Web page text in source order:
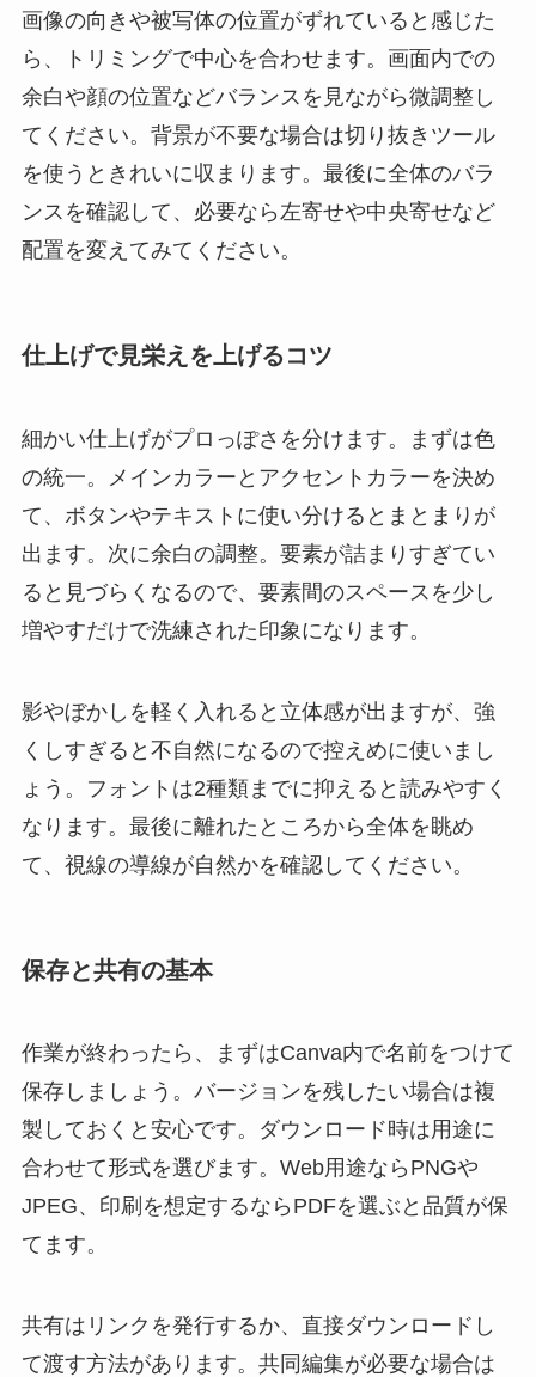
画像の向きや被写体の位置がずれていると感じた
ら、トリミングで中心を合わせます。画面内での
余白や顔の位置などバランスを見ながら微調整し
てください。背景が不要な場合は切り抜きツール
を使うときれいに収まります。最後に全体のバラ
ンスを確認して、必要なら左寄せや中央寄せなど
配置を変えてみてください。
仕上げで見栄えを上げるコツ
細かい仕上げがプロっぽさを分けます。まずは色
の統一。メインカラーとアクセントカラーを決め
て、ボタンやテキストに使い分けるとまとまりが
出ます。次に余白の調整。要素が詰まりすぎてい
ると見づらくなるので、要素間のスペースを少し
増やすだけで洗練された印象になります。
影やぼかしを軽く入れると立体感が出ますが、強
くしすぎると不自然になるので控えめに使いまし
ょう。フォントは2種類までに抑えると読みやすく
なります。最後に離れたところから全体を眺め
て、視線の導線が自然かを確認してください。
保存と共有の基本
作業が終わったら、まずはCanva内で名前をつけて
保存しましょう。バージョンを残したい場合は複
製しておくと安心です。ダウンロード時は用途に
合わせて形式を選びます。Web用途ならPNGや
JPEG、印刷を想定するならPDFを選ぶと品質が保
てます。
共有はリンクを発行するか、直接ダウンロードし
て渡す方法があります。共同編集が必要な場合は